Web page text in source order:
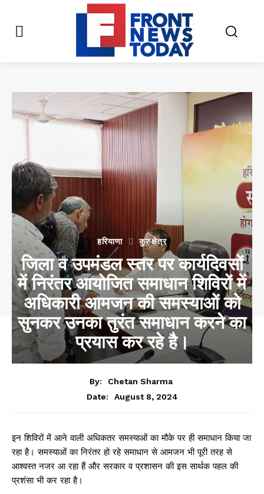
हरियाणा कुरुक्षेत्र
जिला व उपमंडल स्तर पर कार्यदिवसों
में निरंतर आयोजित समाधान शिविरों में
अधिकारी आमजन की समस्याओं को
सुनकर उनका तुरंत समाधान करने का
प्रयास कर रहे है।
By:
Chetan Sharma
Date:
August 8, 2024
इन शिविरों में आने वाली अधिकतर समस्याओं का मौके पर ही समाधान किया जा
रहा है। समस्याओं का निरंतर हो रहे समाधान से आमजन भी पूरी तरह से
आश्वस्त नजर आ रहा हैं और सरकार व प्रशासन की इस सार्थक पहल की
प्रशंसा भी कर रहा है।